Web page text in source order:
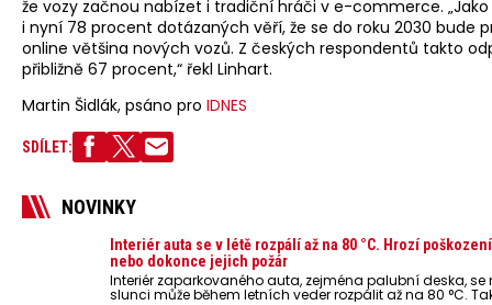
že vozy začnou nabízet i tradiční hráči v e-commerce.
i nyní 78 procent dotázaných věří, že se do roku 2030 bude
online většina nových vozů. Z českých respondentů takto
přibližně 67 procent,“ řekl Linhart.
Martin Šidlák, psáno pro IDNES
SDÍLET:
NOVINKY
Interiér auta se v létě rozpálí až na 80 °C. Hrozí
nebo dokonce jejich požár
Interiér zaparkovaného auta, zejména palubní deska,
slunci může během letních veder rozpálit až na 80 °C.